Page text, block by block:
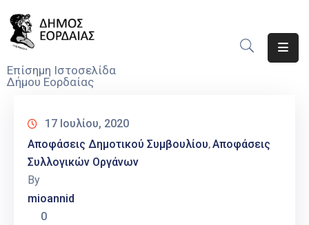
Επίσημη Ιστοσελίδα
Δήμου Εορδαίας
Νέα
Υπηρεσίες
Του
Δήμου
17 Ιουλίου, 2020
Αποφάσεις Δημοτικού Συμβουλίου‚Αποφάσεις
Συλλογικών Οργάνων
By
mioannid
0